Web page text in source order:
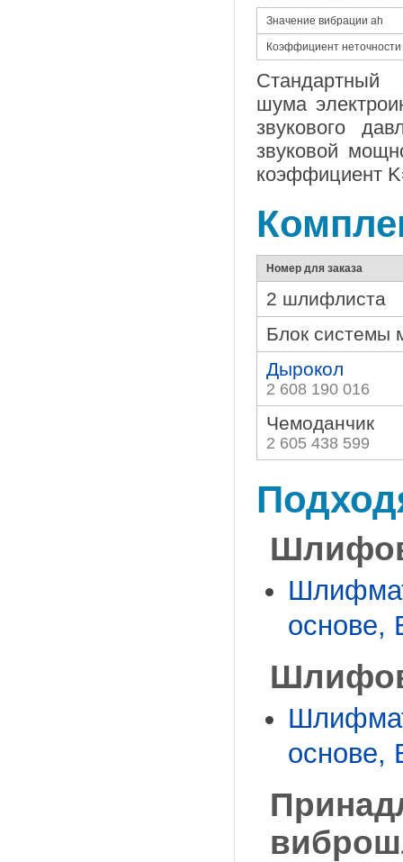
Значение вибрации ah
Коэффициент неточности
Стандартный
шума
звукового
звуковой
коэффициент
Номер для заказа
2 шлифлиста
Блок системы
Дырокол
2 608 190 016
Чемоданчик
2 605 438 599
основе,
основе,